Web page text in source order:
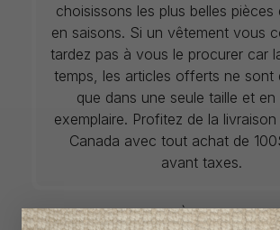
choisissons les plus belles pièces
en saisons. Si un vêtement vous
tardez pas à vous le procurer car
temps, les articles offerts ne sont
que dans une seule taille et en
exemplaire. Profitez de la
Canada avec tout achat de
avant taxes.
ACCÈS RAPIDE